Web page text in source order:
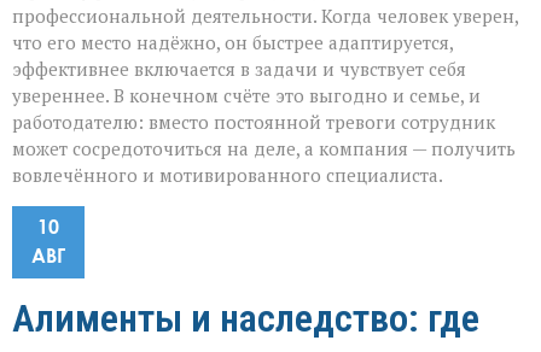
профессиональной деятельности. Когда человек уверен,
что его место надёжно, он быстрее адаптируется,
эффективнее включается в задачи и чувствует себя
увереннее. В конечном счёте это выгодно и семье, и
работодателю: вместо постоянной тревоги сотрудник
может сосредоточиться на деле, а компания — получить
вовлечённого и мотивированного специалиста.
10
АВГ
Алименты и наследство: где